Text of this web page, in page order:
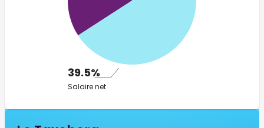
39.5%
Salaire net